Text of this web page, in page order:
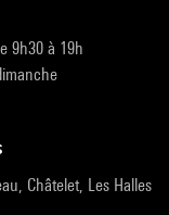
9h30 à 19h
Châtelet, Les Halles